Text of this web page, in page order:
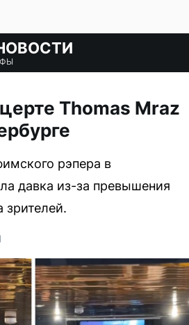
Thomas Mraz
рэпера в
давка из-за превышения
зрителей.